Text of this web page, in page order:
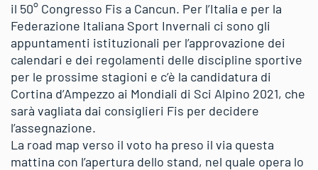
il 50° Congresso Fis a Cancun. Per l’Italia e per la
Federazione Italiana Sport Invernali ci sono gli
appuntamenti istituzionali per l’approvazione dei
calendari e dei regolamenti delle discipline sportive
per le prossime stagioni e c’è la candidatura di
Cortina d’Ampezzo ai Mondiali di Sci Alpino 2021, che
sarà vagliata dai consiglieri Fis per decidere
l’assegnazione.
La road map verso il voto ha preso il via questa
mattina con l’apertura dello stand, nel quale opera lo